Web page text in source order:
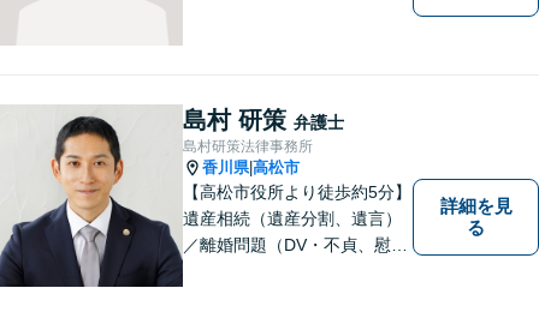
島村 研策 弁護士
島村研策法律事務所
香川県|高松市
【高松市役所より徒歩約5分】
遺産相続（遺産分割、遺言）
／離婚問題（DV・不貞、慰謝
詳細を見
る